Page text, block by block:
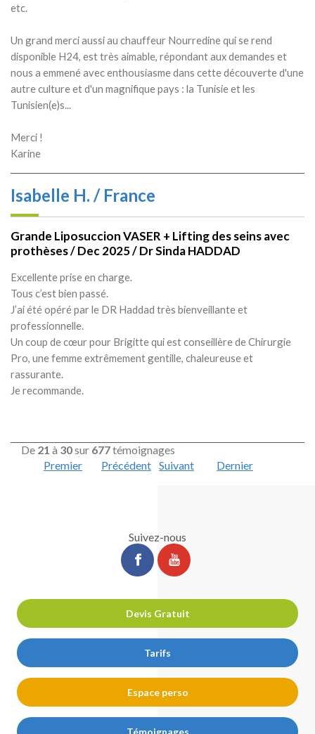
etc.
Un grand merci aussi au chauffeur Nourredine qui se rend
disponible H24, est très aimable, répondant aux demandes et
nous a emmené avec enthousiasme dans cette découverte d'une
autre culture et d'un magnifique pays : la Tunisie et les
Tunisien(e)s...
Merci !
Karine
Isabelle H. / France
Grande Liposuccion VASER + Lifting des seins avec
prothèses / Dec 2025 / Dr Sinda HADDAD
Excellente prise en charge.
Tous c’est bien passé.
J’ai été opéré par le DR Haddad très bienveillante et
professionnelle.
Un coup de cœur pour Brigitte qui est conseillère de Chirurgie
Pro, une femme extrêmement gentille, chaleureuse et
rassurante.
Je recommande.
De 21 à 30sur 677témoignages
Premier
Précédent Suivant Dernier
Suivez-nous
ChirurgiePro
sur
ChirurgiePro
sur
Devis Gratuit
Tarifs
Espace perso
Témoignages